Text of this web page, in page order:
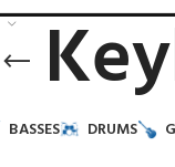
BASSES DRUMS